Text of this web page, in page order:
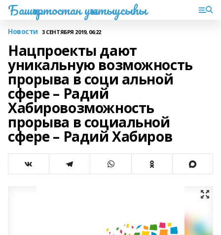
Башҡортостан уҡытыусыһы
Новости 3 СЕНТЯБРЯ 2019, 06:22
Нацпроекты дают
уникальную возможность
прорыва в соци альной
сфере – Радий
Хабировозможность
прорыва в социальной
сфере – Радий Хабиров